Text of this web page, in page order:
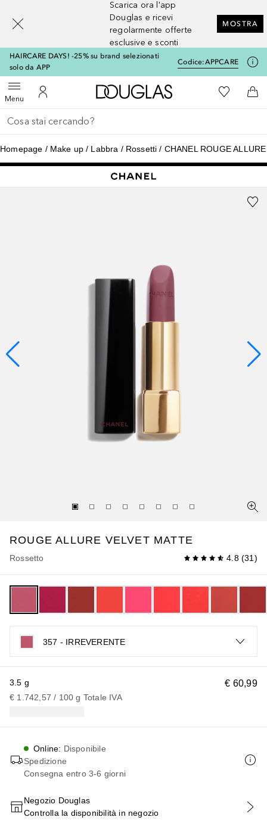
Scarica ora l'app
Douglas e ricevi
regolarmente offerte
esclusive e sconti
MOSTRA
HAIRCARE DAYS! -25% su brand selezionati
solo da APP
Codice:APPCARE
MenuApri menuAl Mio Account
A Douglas HomeAlla Mia
Al
Torna indietro
Esegui ricerca
Homepage Make up Labbra Rossetti CHANEL ROUGE
ROUGE ALLURE VELVET MATTE
Rossetto 4.8(31 )
357 - IRREVERENTE
€ 60,99
3.5 g
€ 1.742,57 / 100 g Totale IVA
Online: Disponibile
Spedizione
Consegna entro 3-6 giorni
AGGIUNGI AL CARRELLO
Negozio Douglas
Controlla la disponibilità in negozio
[navigation.slideout.screenreader]